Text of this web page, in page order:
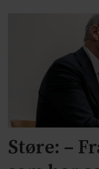
Støre: –